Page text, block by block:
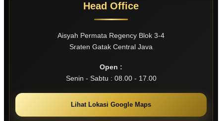
Head Office
Aisyah Permata Regency Blok 3-4
Sraten Gatak Central Java
Open :
Senin - Sabtu : 08.00 - 17.00
Lihat Lokasi Google Maps